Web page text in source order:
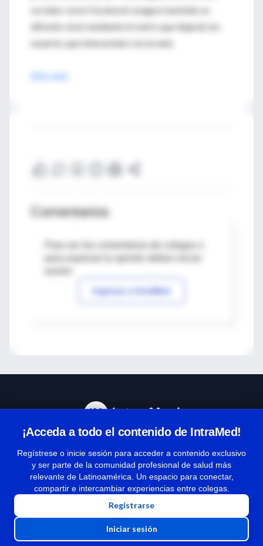
sociales como Facebook asegura también su
difusión viral, mediante el rastro que dejarán los
usuarios que interactúen con la web.
Sitio web
Comentarios
Para ver los comentarios de colegas o
Ingresar a IntraMed
¡Acceda a todo el contenido de IntraMed!
Regístrese o inicie sesión para acceder a contenido exclusivo
y ser parte de la comunidad profesional de salud más
relevante de Latinoamérica. Un espacio para conectar,
compartir e intercambiar experiencias entre colegas.
Registrarse
Iniciar sesión
Términos y condiciones
| Políticas de privacidad
| Todos los derechos reservados | Copyright 1997-2026